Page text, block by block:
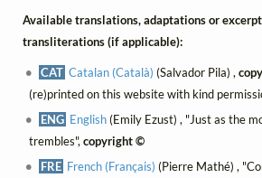
Available translations, adaptations or
transliterations (if applicable):
CAT Catalan (Català) (Salvador Pila) ,
(re)printed on this website with kind
ENG English(Emily Ezust) , "Just as the
trembles", copyright ©
FRE French (Français) (Pierre Mathé) ,